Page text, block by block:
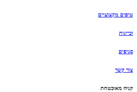
טיפים מקצועיים
זכיינות
סניפים
צור קשר
קניה מאובטחת